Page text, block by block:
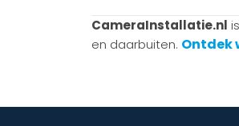
CameraInstallatie.nl
en daarbuiten. Ontdek